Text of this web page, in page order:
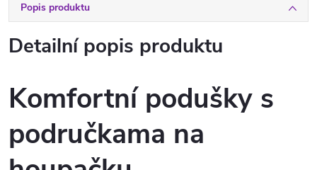
Popis produktu
Detailní popis produktu
Komfortní podušky s
područkama na